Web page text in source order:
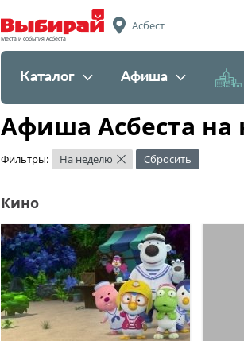
Места и события Асбеста
Асбест
Каталог Афиша
Афиша Асбеста на
Фильтры:
На неделю × Сбросить
Кино